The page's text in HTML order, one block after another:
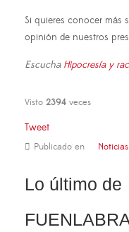
Si quieres conocer más
opinión de nuestros
Escucha Hipocresía y
Visto 2394 veces
Tweet
Publicado en
Lo último de